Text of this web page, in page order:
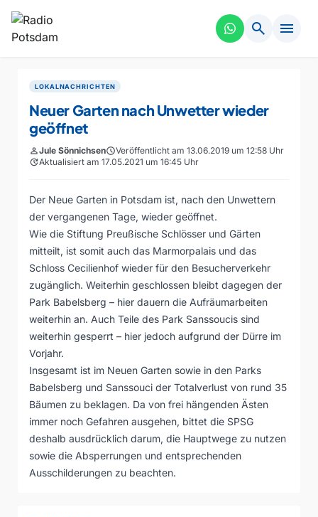
search menu
LOKALNACHRICHTEN
Neuer Garten nach Unwetter wieder
geöffnet
personJule SönnichsenscheduleVeröffentlicht am 13.06.2019 um 12:58 Uhr
updateAktualisiert am 17.05.2021 um 16:45 Uhr
Der Neue Garten in Potsdam ist, nach den Unwettern
der vergangenen Tage, wieder geöffnet.
Wie die Stiftung Preußische Schlösser und Gärten
mitteilt, ist somit auch das Marmorpalais und das
Schloss Cecilienhof wieder für den Besucherverkehr
zugänglich. Weiterhin geschlossen bleibt dagegen der
Park Babelsberg – hier dauern die Aufräumarbeiten
weiterhin an. Auch Teile des Park Sanssoucis sind
weiterhin gesperrt – hier jedoch aufgrund der Dürre im
Vorjahr.
Insgesamt ist im Neuen Garten sowie in den Parks
Babelsberg und Sanssouci der Totalverlust von rund 35
Bäumen zu beklagen. Da von frei hängenden Ästen
immer noch Gefahren ausgehen, bittet die SPSG
deshalb ausdrücklich darum, die Hauptwege zu nutzen
sowie die Absperrungen und entsprechenden
Ausschilderungen zu beachten.